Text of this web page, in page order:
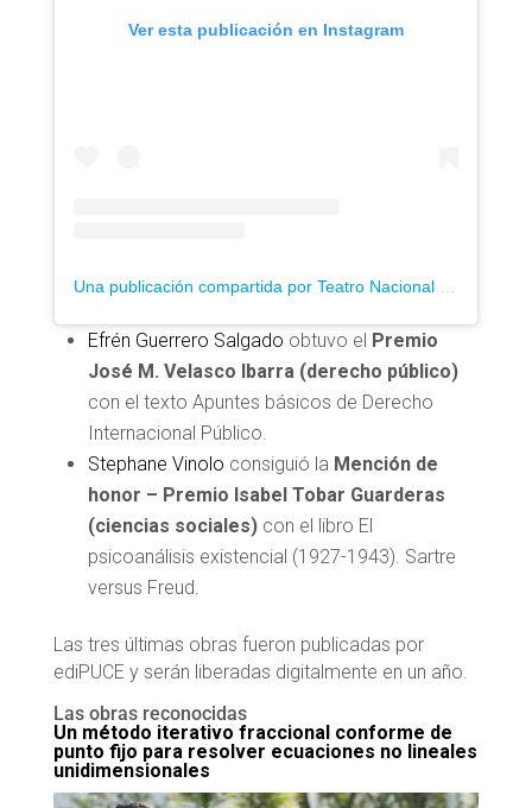
Ver esta publicación en Instagram
Efrén Guerrero Salgado obtuvo el Premio
José M. Velasco Ibarra (derecho público)
con el texto Apuntes básicos de Derecho
Internacional Público.
Stephane Vinolo consiguió la Mención de
honor – Premio Isabel Tobar Guarderas
(ciencias sociales)con el libro El
psicoanálisis existencial (1927-1943). Sartre
versus Freud.
Las tres últimas obras fueron publicadas por
ediPUCE y serán liberadas digitalmente en un año.
Las obras reconocidas
Un método iterativo fraccional conforme de
punto fijo para resolver ecuaciones no lineales
unidimensionales